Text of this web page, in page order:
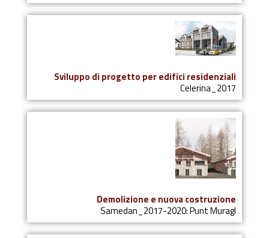
Sviluppo di progetto per edifici residenziali
Celerina_2017
Demolizione e nuova costruzione
Samedan_2017-2020: Punt Muragl